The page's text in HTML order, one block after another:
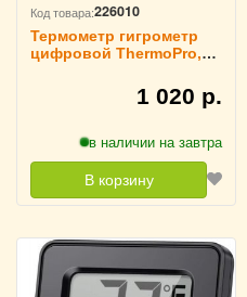
Код товара:226010
Термометр гигрометр
цифровой ThermoPro,
1 020 р.
в наличии на завтра
В корзину